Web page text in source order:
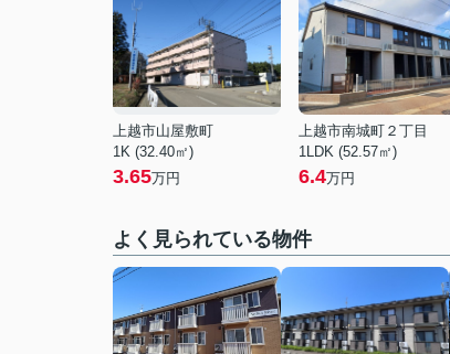
上越市山屋敷町
1K (32.40㎡)
3.65万円
上越市南城町２丁目
1LDK (52.57㎡)
6.4万円
よく見られている物件